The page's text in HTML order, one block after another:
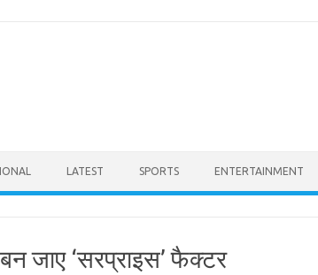
LATEST SPORTS ENTERTAINMENT
जाए ‘सरप्राइस’ फैक्टर